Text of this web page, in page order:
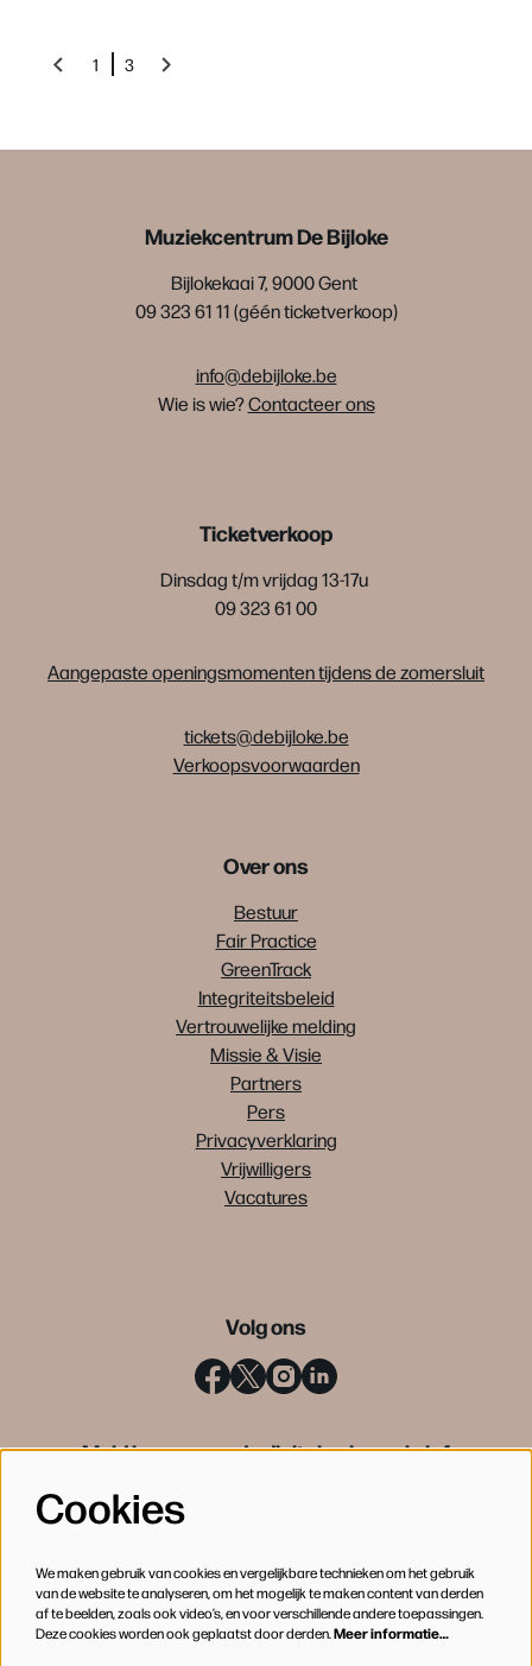
1 3
Muziekcentrum De Bijloke
Bijlokekaai 7, 9000 Gent
09 323 61 11 (géén ticketverkoop)
info@debijloke.be
Wie is wie?Contacteer ons
Ticketverkoop
Dinsdag t/m vrijdag 13-17u
09 323 61 00
Aangepaste openingsmomenten tijdens de zomersluit
tickets@debijloke.be
Verkoopsvoorwaarden
Over ons
Bestuur
Fair Practice
GreenTrack
Integriteitsbeleid
Vertrouwelijke melding
Missie & Visie
Partners
Pers
Privacyverklaring
Vrijwilligers
Vacatures
Volg ons
Meld je aan voor de digitale nieuwsbrief
Cookies
We maken gebruik van cookies en vergelijkbare technieken om het gebruik
van de website te analyseren, om het mogelijk te maken content van derden
af te beelden, zoals ook video’s, en voor verschillende andere toepassingen.
Deze cookies worden ook geplaatst door derden.Meer informatie…